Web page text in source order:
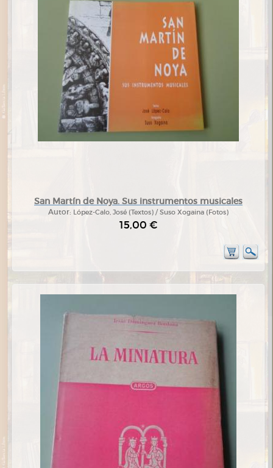
San Martín de Noya. Sus instrumentos musicales
Autor: López-Calo, José (Textos) / Suso Xogaina (Fotos)
15,00 €